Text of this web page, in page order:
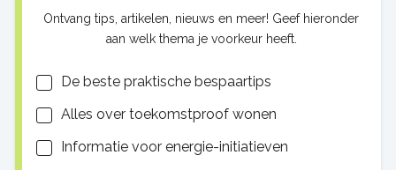
Ontvang tips, artikelen, nieuws en meer! Geef hieronder
aan welk thema je voorkeur heeft.
LijstenDe beste praktische bespaartips
Alles over toekomstproof wonen
Informatie voor energie-initiatieven